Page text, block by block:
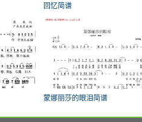
回忆简谱
蒙娜丽莎的眼泪简谱